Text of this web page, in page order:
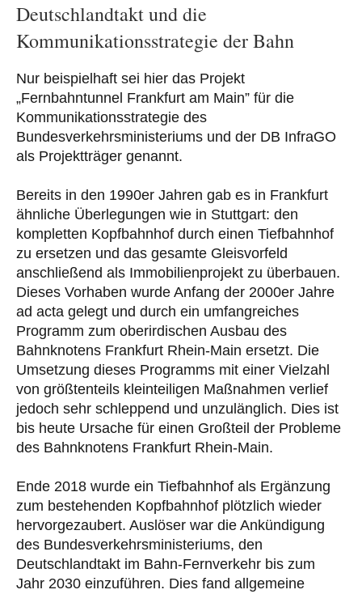
Deutschlandtakt und die
Kommunikationsstrategie der Bahn
Nur beispielhaft sei hier das Projekt
„Fernbahntunnel Frankfurt am Main” für die
Kommunikationsstrategie des
Bundesverkehrsministeriums und der DB InfraGO
als Projektträger genannt.
Bereits in den 1990er Jahren gab es in Frankfurt
ähnliche Überlegungen wie in Stuttgart: den
kompletten Kopfbahnhof durch einen Tiefbahnhof
zu ersetzen und das gesamte Gleisvorfeld
anschließend als Immobilienprojekt zu überbauen.
Dieses Vorhaben wurde Anfang der 2000er Jahre
ad acta gelegt und durch ein umfangreiches
Programm zum oberirdischen Ausbau des
Bahnknotens Frankfurt Rhein-Main ersetzt. Die
Umsetzung dieses Programms mit einer Vielzahl
von größtenteils kleinteiligen Maßnahmen verlief
jedoch sehr schleppend und unzulänglich. Dies ist
bis heute Ursache für einen Großteil der Probleme
des Bahnknotens Frankfurt Rhein-Main.
Ende 2018 wurde ein Tiefbahnhof als Ergänzung
zum bestehenden Kopfbahnhof plötzlich wieder
hervorgezaubert. Auslöser war die Ankündigung
des Bundesverkehrsministeriums, den
Deutschlandtakt im Bahn-Fernverkehr bis zum
Jahr 2030 einzuführen. Dies fand allgemeine